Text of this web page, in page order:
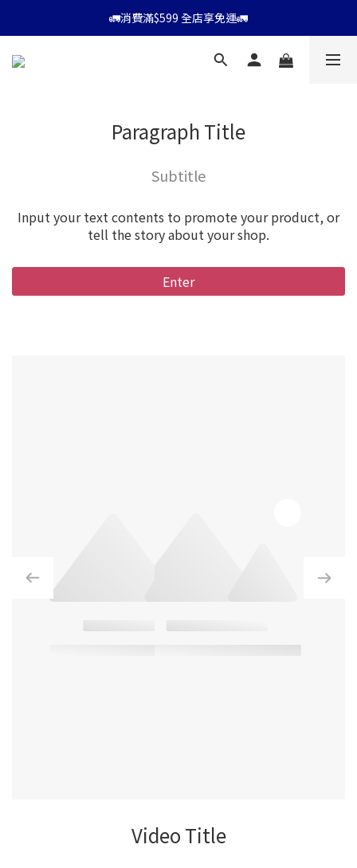
⭐會員消費滿$599享9折優惠⭐
🚛消費滿$599 全店享免運🚛
⭐會員消費滿$599享9折優惠⭐
Paragraph Title
Subtitle
Input your text contents to promote your product, or
tell the story about your shop.
Enter
Video Title